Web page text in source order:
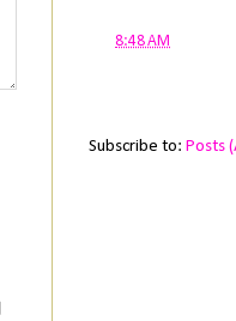
8:48 AM
Subscribe to: Posts